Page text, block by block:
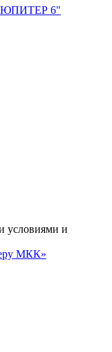
6"
МКК»